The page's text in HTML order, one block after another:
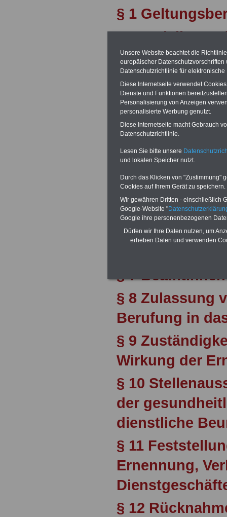
§ 1
§ 2 Verleihung
durch Satzung
§ 3 Oberste
Abschnitt 2
§ 4
§ 5
Ämtern mit
§ 7
§ 8 Zulassung
Berufung in
§ 9
Wirkung der
§ 10
der
dienstliche
§ 11
Ernennung,
§ 12
Unsere Website beachtet die
europäischer
Datenschutzrichtlinie für
Diese Internetseite verwendet
Dienste und Funktionen
Personalisierung von Anzeigen
personalisierte Werbung genutzt.
Diese Internetseite macht Gebrauch
Datenschutzrichtlinie.
Lesen Sie bitte unsere
und lokalen Speicher nutzt.
Durch das Klicken von "Zustimmung"
Cookies auf Ihrem Gerät zu speichern.
Wir gewähren Dritten - einschließlich
Google-Website "
Google ihre personenbezogenen
Dürfen wir Ihre Daten nutzen, um
erheben Daten und verwenden